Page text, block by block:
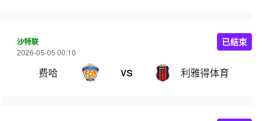
沙特联
2026-05-05 00:10
费哈 VS 利雅得体育
已结束